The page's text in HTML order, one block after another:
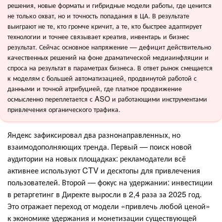
решения, новые форматы и гибридные модели работы, где ценится
не только охват, но и точность попадания в ЦА. В результате
выиграют не те, кто громче кричит, а те, кто быстрее адаптирует
технологии и точнее связывает креатив, инвентарь и бизнес
результат. Сейчас основное напряжение — дефицит действительно
качественных решений на фоне драматической медиаинфляции и
спроса на результат в параметрах бизнеса. В ответ рынок смещается
к моделям с большей автоматизацией, продвинутой работой с
данными и точной атрибуцией, где платное продвижение
осмысленно переплетается с ASO и работающими инструментами
привлечения органического трафика.
Яндекс зафиксировал два разнонаправленных, но
взаимодополняющих тренда. Первый — поиск новой
аудитории на новых площадках: рекламодатели всё
активнее используют CTV и десктопы для привлечения
пользователей. Второй — фокус на удержании: инвестиции
в ретаргетинг в Директе выросли в 2,4 раза за 2025 год.
Это отражает переход от модели «привлечь любой ценой»
к экономике удержания и монетизации существующей